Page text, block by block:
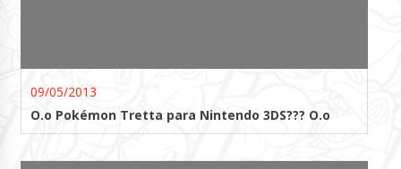
09/05/2013
O.o Pokémon Tretta para Nintendo 3DS??? O.o